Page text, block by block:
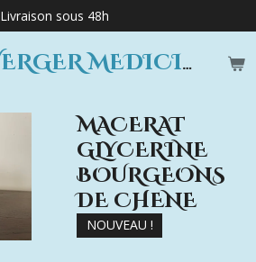
LE VERGER MEDICINE
Livraison sous 48h
MACERAT
GLYCERINE
BOURGEONS
DE CHENE
NOUVEAU !